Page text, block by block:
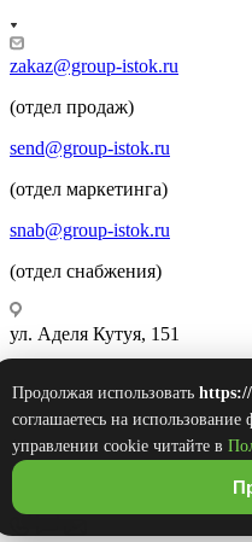
Продолжая использовать
соглашаетесь на
управлении cookie читайте в
zakaz@group-istok.ru
(отдел продаж)
send@group-istok.ru
(отдел маркетинга)
snab@group-istok.ru
(отдел снабжения)
ул. Аделя Кутуя, 151
© 2026 Инновационные
Оборудование